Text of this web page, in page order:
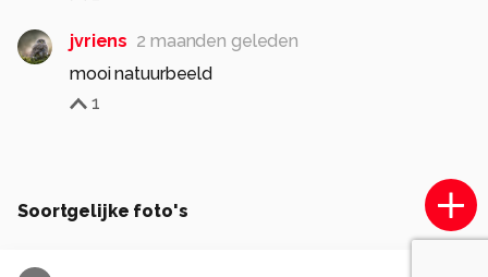
jvriens 2 maanden geleden
mooi natuurbeeld
1
Soortgelijke foto's